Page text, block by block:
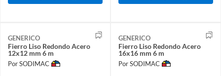
GENERICO
Fierro Liso Redondo Acero
12x12 mm 6 m
Por SODIMAC
GENERICO
Fierro Liso Redondo Acero
16x16 mm 6 m
Por SODIMAC